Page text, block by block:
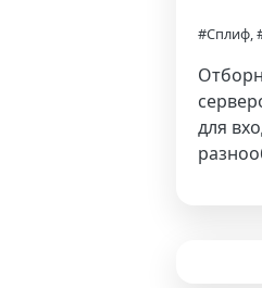
#Сплиф,
для